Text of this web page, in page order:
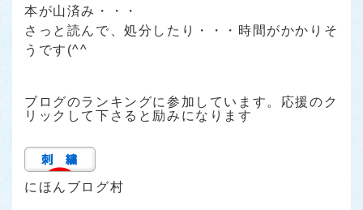
本が山済み・・・
さっと読んで、処分したり・・・時間がかかりそ
うです(^^ゞ
ブログのランキングに参加しています。応援のク
リックして下さると励みになります
にほんブログ村